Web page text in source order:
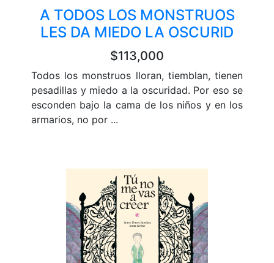
A TODOS LOS MONSTRUOS
LES DA MIEDO LA OSCURID
$113,000
Todos los monstruos lloran, tiemblan, tienen
pesadillas y miedo a la oscuridad. Por eso se
esconden bajo la cama de los niños y en los
armarios, no por ...